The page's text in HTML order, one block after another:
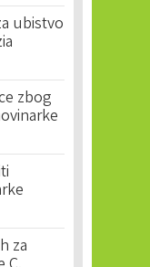
ubistvo
zbog
za